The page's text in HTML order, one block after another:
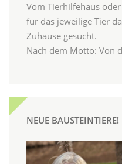
Vom Tierhilfehaus
für das jeweilige Tier
Zuhause gesucht.
Nach dem Motto: Von
NEUE BAUSTEINTIERE!